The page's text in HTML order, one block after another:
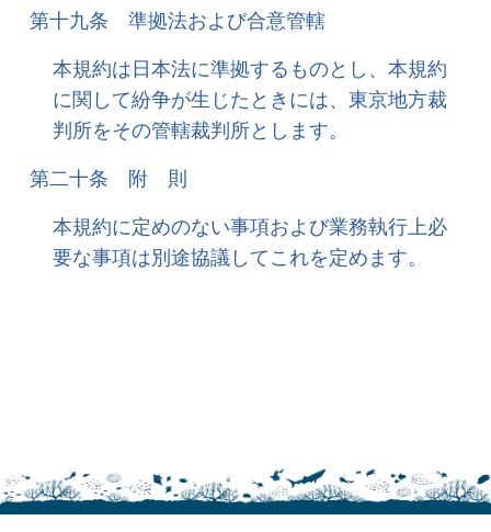
第十九条 準拠法および合意管轄
本規約は日本法に準拠するものとし、本規約
に関して紛争が生じたときには、東京地方裁
判所をその管轄裁判所とします。
第二十条 附 則
本規約に定めのない事項および業務執行上必
要な事項は別途協議してこれを定めます。